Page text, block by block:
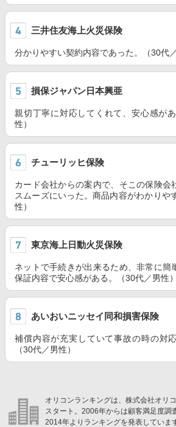
三井住友海上火災保険
分かりやすい契約内容であった。（30代／
損保ジャパン日本興亜
親切丁寧に対応してくれて、安心感が
性）
チューリッヒ保険
カード会社からの案内で、そこの保険会
スムーズにいった。商品内容がわかりや
性）
東京海上日動火災保険
ネットで手続きが出来るため、非常に簡
保証内容で安心感がある。（30代／男性）
あいおいニッセイ同和損害保険
補償内容が充実していて事故の時の対
（30代／男性）
オリコンランキングは、株式会社オリ
スタート。2006年からは顧客満足度調
2014年よりランキングを発表していま